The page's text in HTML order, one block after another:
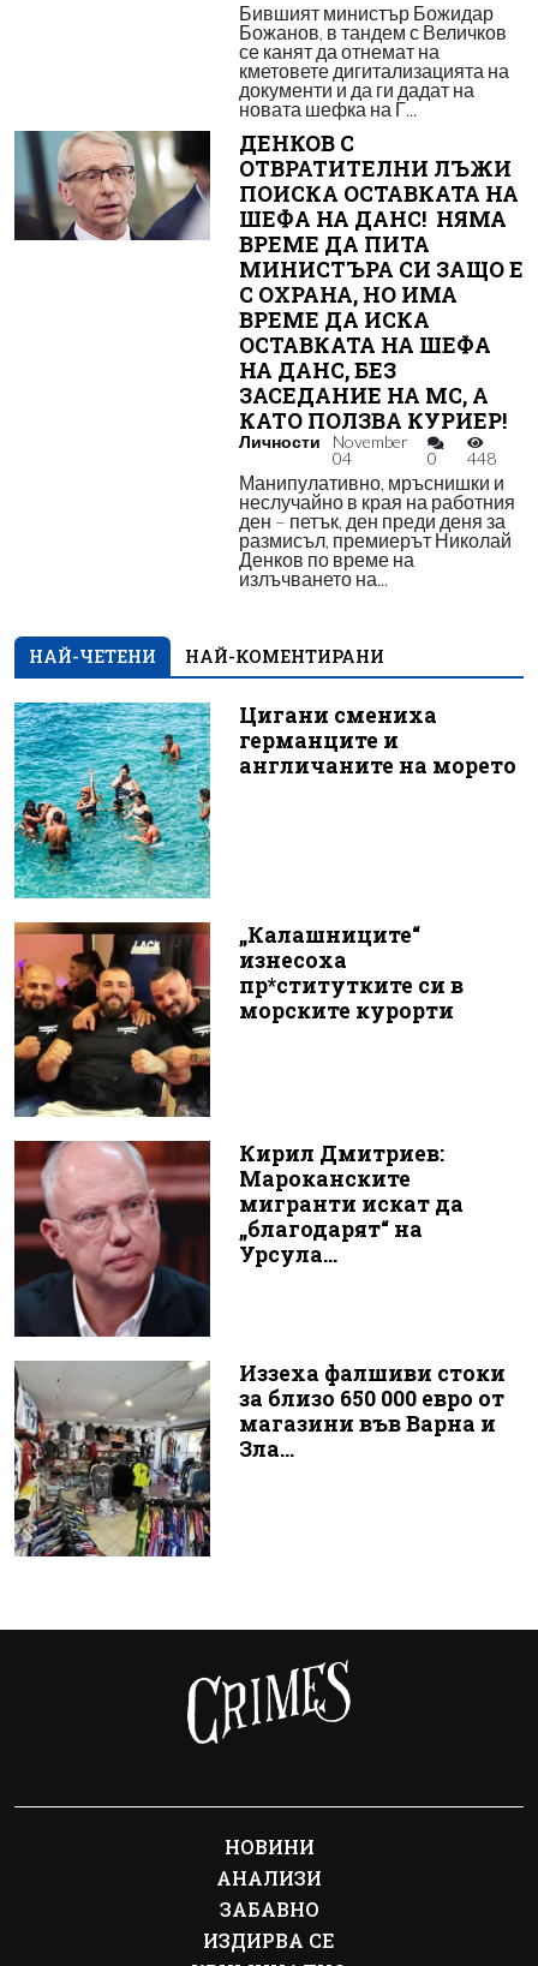
Бившият министър Божидар
Божанов, в тандем с Величков
се канят да отнемат на
кметовете дигитализацията на
документи и да ги дадат на
новата шефка на Г...
ДЕНКОВ С
ОТВРАТИТЕЛНИ ЛЪЖИ
ПОИСКА ОСТАВКАТА НА
ШЕФА НА ДАНС! НЯМА
ВРЕМЕ ДА ПИТА
МИНИСТЪРА СИ ЗАЩО Е
С ОХРАНА, НО ИМА
ВРЕМЕ ДА ИСКА
ОСТАВКАТА НА ШЕФА
НА ДАНС, БЕЗ
ЗАСЕДАНИЕ НА МС, А
КАТО ПОЛЗВА КУРИЕР!
Личности
November
04
0 448
Манипулативно, мръснишки и
неслучайно в края на работния
ден – петък, ден преди деня за
размисъл, премиерът Николай
Денков по време на
излъчването на...
НАЙ-ЧЕТЕНИ НАЙ-КОМЕНТИРАНИ
Цигани смениха
германците и
англичаните на морето
„Калашниците“
изнесоха
пр*ститутките си в
морските курорти
Кирил Дмитриев:
Мароканските
мигранти искат да
„благодарят“ на
Урсула...
Иззеха фалшиви стоки
за близо 650 000 евро от
магазини във Варна и
Зла...
НОВИНИ
АНАЛИЗИ
ЗАБАВНО
ИЗДИРВА СЕ